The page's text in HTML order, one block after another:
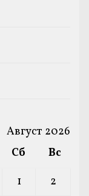
Август 2026
Сб
Вс
1
2